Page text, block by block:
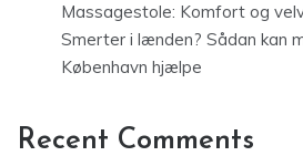
Massagestole: Komfort og
Smerter i lænden? Sådan kan
København hjælpe
Recent Comments